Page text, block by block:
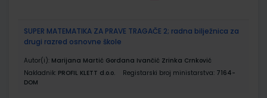
SUPER MATEMATIKA ZA PRAVE TRAGAČE 2; radna bilježnica za
drugi razred osnovne škole
Autor(i): Marijana Martić Gordana Ivančić Zrinka Crnković
Nakladnik: PROFIL KLETT d.o.o. Registarski broj ministarstva: 7164-
DOM